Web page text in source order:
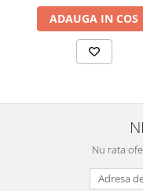
Dispozitive Capace Ceas
Extractoare Indicatoare
Lupe, Dispozitive Optice
Suporti de Lucru
ADAUGA IN COS
Nu rata